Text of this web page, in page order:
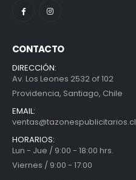
CONTACTO
DIRECCIÓN:
Av. Los Leones 2532 of 102
Providencia, Santiago, Chile
EMAIL:
ventas@tazonespublicitarios.cl
HORARIOS:
Lun - Jue / 9:00 - 18:00 hrs.
Viernes / 9:00 - 17:00